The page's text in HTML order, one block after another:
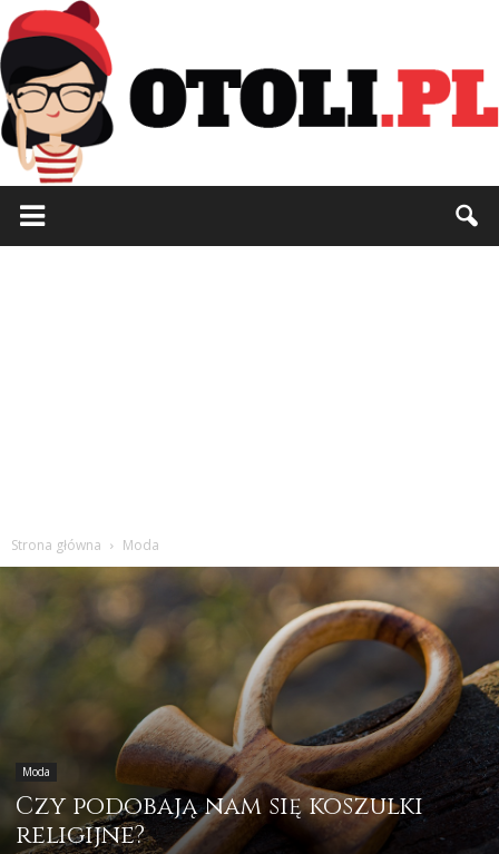
Strona główna Moda
Moda
Czy podobają nam się koszulki
religijne?